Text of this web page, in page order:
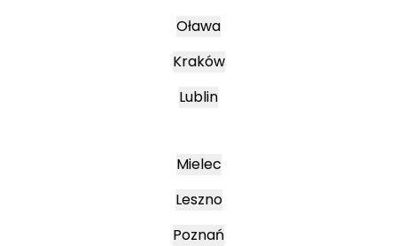
Oława
Kraków
Lublin
Mielec
Leszno
Poznań